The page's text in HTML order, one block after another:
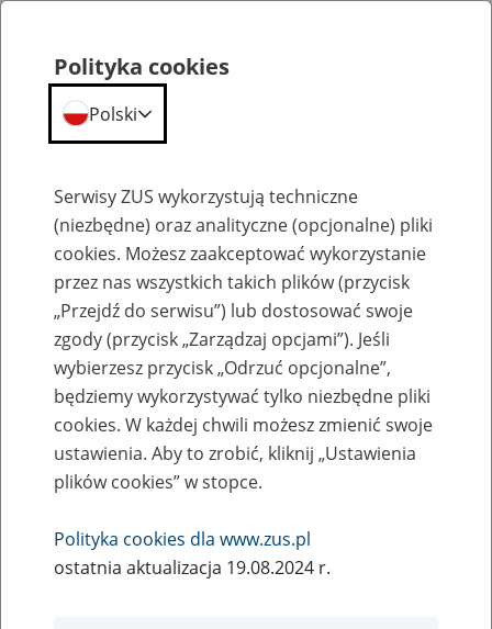
Komunikaty
Ograniczenia w dostępie do PUE ZUS i
strony zus.pl w nocy z 20 na 21 lutego
19
lutego
2019
Polityka cookies
Polski
Serwisy ZUS wykorzystują techniczne
(niezbędne) oraz analityczne (opcjonalne) pliki
cookies. Możesz zaakceptować wykorzystanie
przez nas wszystkich takich plików (przycisk
„Przejdź do serwisu”) lub dostosować swoje
zgody (przycisk „Zarządzaj opcjami”). Jeśli
wybierzesz przycisk „Odrzuć opcjonalne”,
będziemy wykorzystywać tylko niezbędne pliki
cookies. W każdej chwili możesz zmienić swoje
ustawienia. Aby to zrobić, kliknij „Ustawienia
plików cookies” w stopce.
Polityka cookies dla www.zus.pl
ostatnia aktualizacja 19.08.2024 r.